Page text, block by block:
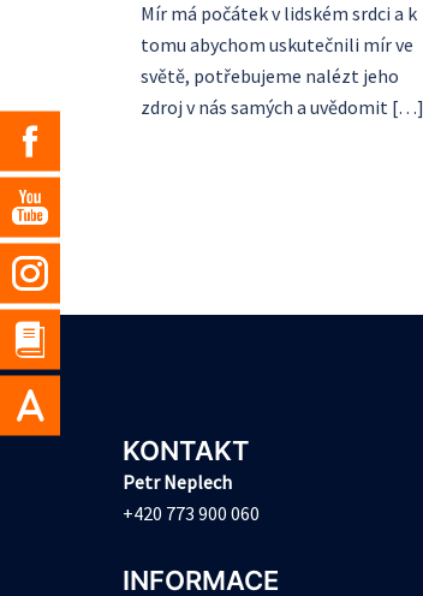
Mír má počátek v lidském srdci a k
tomu abychom uskutečnili mír ve
světě, potřebujeme nalézt jeho
zdroj v nás samých a uvědomit […]
KONTAKT
Petr Neplech
+420 773 900 060
INFORMACE